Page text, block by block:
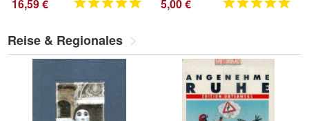
16,59 € 5,00 €
Reise & Regionales